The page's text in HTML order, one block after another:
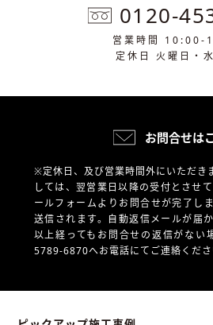
0120-
営業時間 10:00-
定休日 火曜日・
お問合せは
※定休日、及び営業時間外にいただき
しては、翌営業日以降の受付とさせ
ールフォームよりお問合せが完了し
送信されます。自動返信メールが届
以上経ってもお問合せの返信がない
5789-6870へお電話にてご連絡くださ